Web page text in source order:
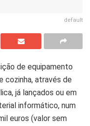
default
de equipamento
cozinha, através de
já lançados ou em
informático, num
euros (valor sem